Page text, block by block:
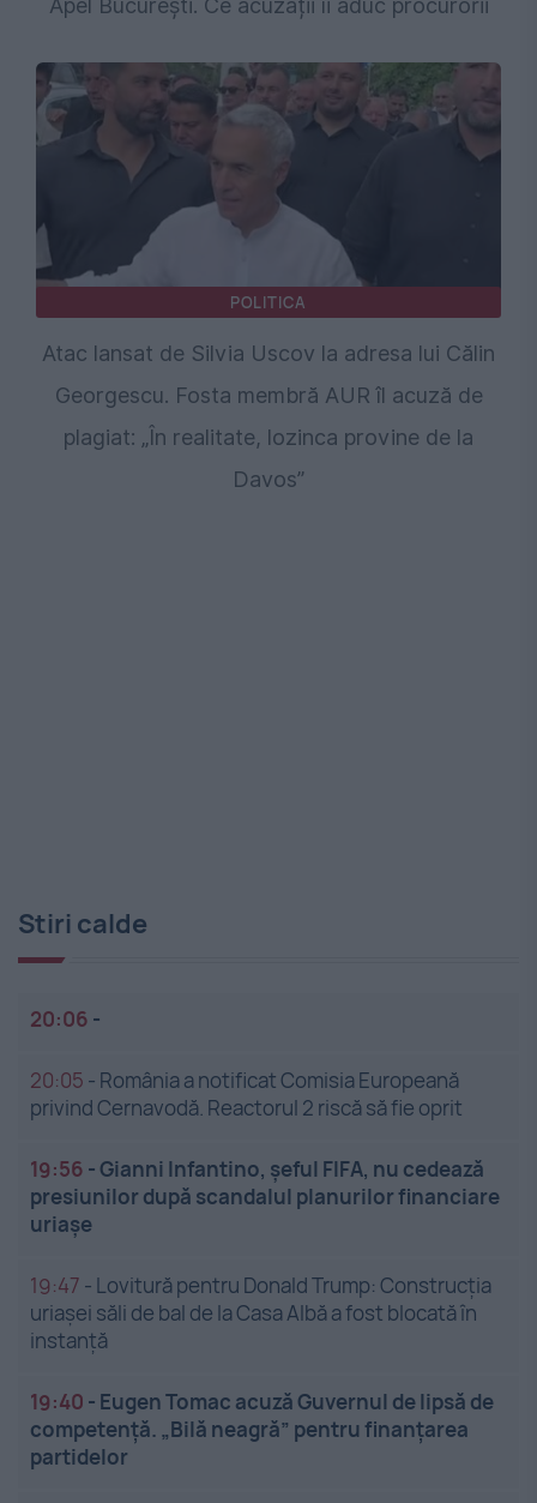
Apel București. Ce acuzații îi aduc procurorii
POLITICA
Atac lansat de Silvia Uscov la adresa lui Călin
Georgescu. Fosta membră AUR îl acuză de
plagiat: „În realitate, lozinca provine de la
Davos”
Stiri calde
20:06 -
20:05 - România a notificat Comisia Europeană
privind Cernavodă. Reactorul 2 riscă să fie oprit
19:56 -Gianni Infantino, șeful FIFA, nu cedează
presiunilor după scandalul planurilor financiare
uriașe
19:47 - Lovitură pentru Donald Trump: Construcția
uriașei săli de bal de la Casa Albă a fost blocată în
instanță
19:40 - Eugen Tomac acuză Guvernul de lipsă de
competență. „Bilă neagră” pentru finanțarea
partidelor